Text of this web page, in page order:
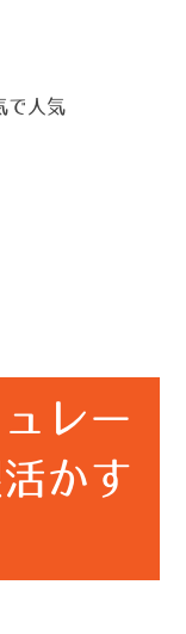
で人気
レー
かす